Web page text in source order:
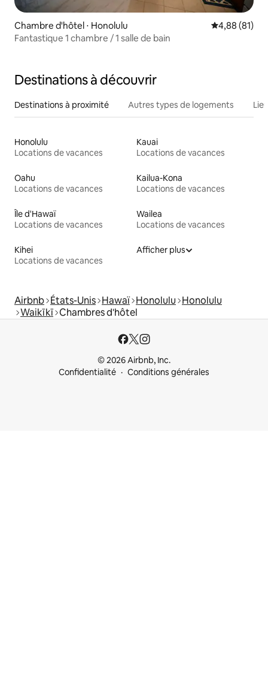
Chambre d'hôtel ⋅ Honolulu Évaluation
4,88 (81)
Fantastique 1 chambre / 1 salle de bain
Destinations à découvrir
Destinations à proximité Autres types de logements
Honolulu
Locations de vacances
Kauai
Locations de vacances
Oahu
Locations de vacances
Kailua-Kona
Locations de vacances
Île d'Hawaï
Locations de vacances
Wailea
Locations de vacances
Kihei
Locations de vacances
Afficher plus
Airbnb États-Unis Hawaï Honolulu Honolulu
Waikīkī Chambres d'hôtel
© 2026 Airbnb, Inc.
Confidentialité
Conditions générales